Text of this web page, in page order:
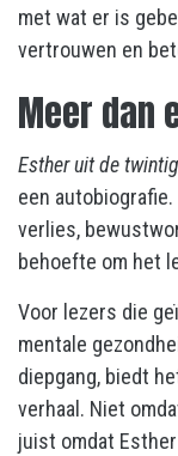
met wat er is
vertrouwen en
Meer dan
Esther uit de
een
verlies,
behoefte om het
Voor lezers die
mentale
diepgang, biedt
verhaal. Niet
juist omdat